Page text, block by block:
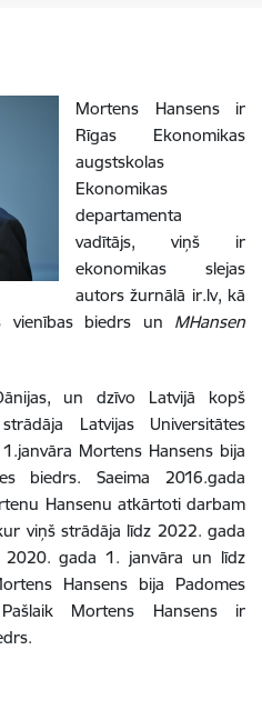
Mortens Hansens ir
Rīgas Ekonomikas
augstskolas
Ekonomikas
departamenta
vadītājs, viņš ir
ekonomikas slejas
autors žurnālā ir.lv, kā
vienības biedrs un MHansen
un dzīvo Latvijā kopš
Latvijas Universitātes
Mortens Hansens bija
biedrs. Saeima 2016.gada
Hansenu atkārtoti darbam
viņš strādāja līdz 2022. gada
gada 1. janvāra un līdz
Hansens bija Padomes
Pašlaik Mortens Hansens ir